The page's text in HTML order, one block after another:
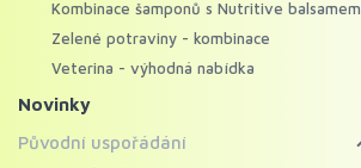
Kombinace šamponů s Nutritive balsamem
Zelené potraviny - kombinace
Veterina - výhodná nabídka
Novinky
Původní uspořádání